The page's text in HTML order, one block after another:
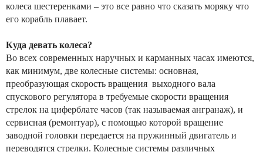
колеса шестеренками – это все равно что сказать моряку что
его корабль плавает.
Куда девать колеса?
Во всех современных наручных и карманных часах имеются,
как минимум, две колесные системы: основная,
преобразующая скорость вращения выходного вала
спускового регулятора в требуемые скорости вращения
стрелок на циферблате часов (так называемая ангранаж), и
сервисная (ремонтуар), с помощью которой вращение
заводной головки передается на пружинный двигатель и
переводятся стрелки. Колесные системы различных